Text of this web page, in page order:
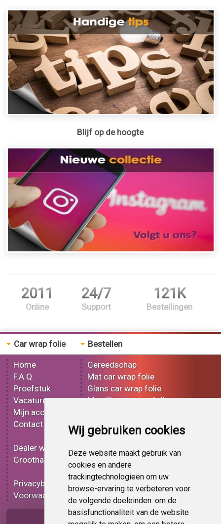
Wij gebruiken cookies
Deze website maakt gebruik van
cookies en andere
trackingtechnologieën om uw
browse-ervaring te verbeteren voor
de volgende doeleinden: om de
basisfunctionaliteit van de website
Blijf op de hoogte
2011
Online
24/7
Support
121K
Bestellingen
Car wrap folie
Home
F.A.Q.
Proefstuk
Vacatures
Mijn account
Contact
Dealer worden
Groothandel
Privacybeleid
Voorwaarden
Bestellen
Gereedschap
Mat car wrap folie
Glans car wrap folie
Metallic car wrap folie
Effect car wrap folie
Bedrukt car wrap folie
Carbon car wrap folie
Tint folie
Functionele folie
Car wrap folie korting
Op bestelling
Pagina delen